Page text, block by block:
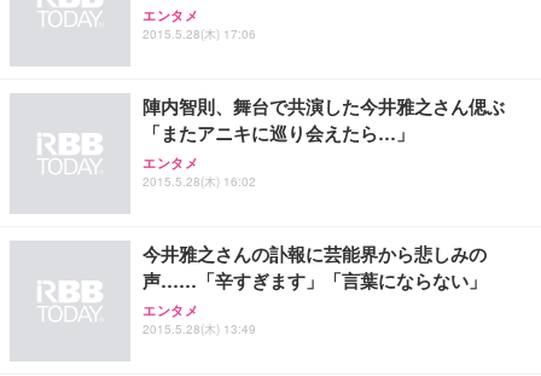
Sezlife オフィスチェア デスクチェア 疲れない テレ
ワーク チェア 強化バックレスト 30度ロッキング機
ョン PCチェア 通気性メッシュ ゲーミング/勉強/事
務用 おしゃれ パソコンチェア (ブラック)
￥7,680
Sezlife オフィスチェア デスクチェア 疲れない テレ
ワーク チェア 強化バックレスト 30度ロッキング機
ョン PCチェア 通気性メッシュ ゲーミング/勉強/事
務用 おしゃれ パソコンチェア (ホワイト)
ANDWINT オフィスチェア デスクチェア 肘なし メ
ッシュ 通気性 ランバーサポート付き 腰サポート ガ
ス圧無段階昇降 360度回転 キャスター付き コンパク
【純正品】27"ゲーミングモニター DualSense 充電
フック付き（CFI-ZDM1J）
【整備済み品】Dell E2724HS 27インチ 液晶モニタ
ー フルHD（1920×1080）VA 非光沢 HDMI/DisplayP
【MiniLED/24.5inch/280Hz/FHD】GRAPHT THE S
HOOTER Gaming Monitor 24” Essential ゲーミン
グモニター QD 24.5インチ 1ms FHD 量子ドット 残
ネオ・ルーライフ ネオ・オムツ L 中型犬用 26枚入
Smart Basic(スマートベーシック) 【Amazon.co.jp
限定】 Smart Basic アイリスオーヤマ ペットシーツ
アイリスオーヤマ ペットシーツ 超厚型 お徳用 レギ
ュラー 200枚入【Amazon.co.jp限定】
エンタメ
2015.5.28(木) 17:06
陣内智則、舞台で共演した今井雅之さん偲ぶ
「またアニキに巡り会えたら…」
エンタメ
2015.5.28(木) 16:02
今井雅之さんの訃報に芸能界から悲しみの
声……「辛すぎます」「言葉にならない」
エンタメ
2015.5.28(木) 13:49